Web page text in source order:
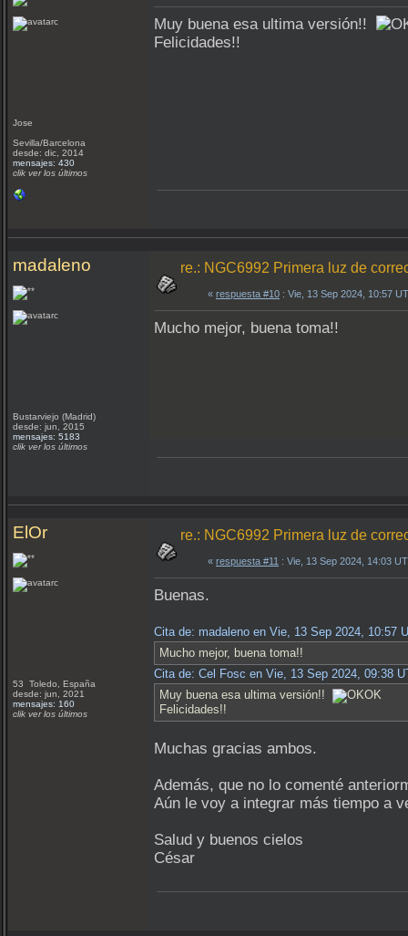
Jose
Sevilla/Barcelona
desde: dic, 2014
mensajes: 430
clik ver los últimos
Muy buena esa ultima versión!!
Felicidades!!
madaleno
Bustarviejo (Madrid)
desde: jun, 2015
mensajes: 5183
clik ver los últimos
re.: NGC6992 Primera luz de
« respuesta #10 : Vie, 13 Sep 2024, 10:57
Mucho mejor, buena toma!!
ElOr
53 Toledo, España
desde: jun, 2021
mensajes: 160
clik ver los últimos
re.: NGC6992 Primera luz de
« respuesta #11 : Vie, 13 Sep 2024, 14:03
Buenas.
Cita de: madaleno en Vie, 13 Sep 2024, 10:57
Mucho mejor, buena toma!!
Cita de: Cel Fosc en Vie, 13 Sep 2024, 09:38
Muy buena esa ultima versión!!
Felicidades!!
Muchas gracias ambos.
Además, que no lo comenté
Aún le voy a integrar más tiempo a
Salud y buenos cielos
César